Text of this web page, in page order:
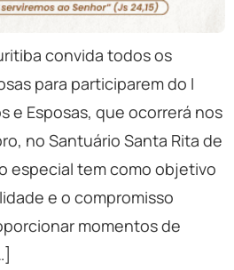
convida todos os
para participarem do I
e Esposas, que ocorrerá nos
no Santuário Santa Rita de
especial tem como objetivo
e o compromisso
momentos de